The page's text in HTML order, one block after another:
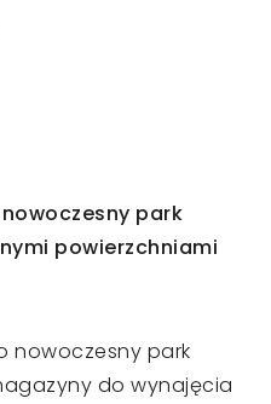
park
powierzchniami
nowoczesny park
do wynajęcia